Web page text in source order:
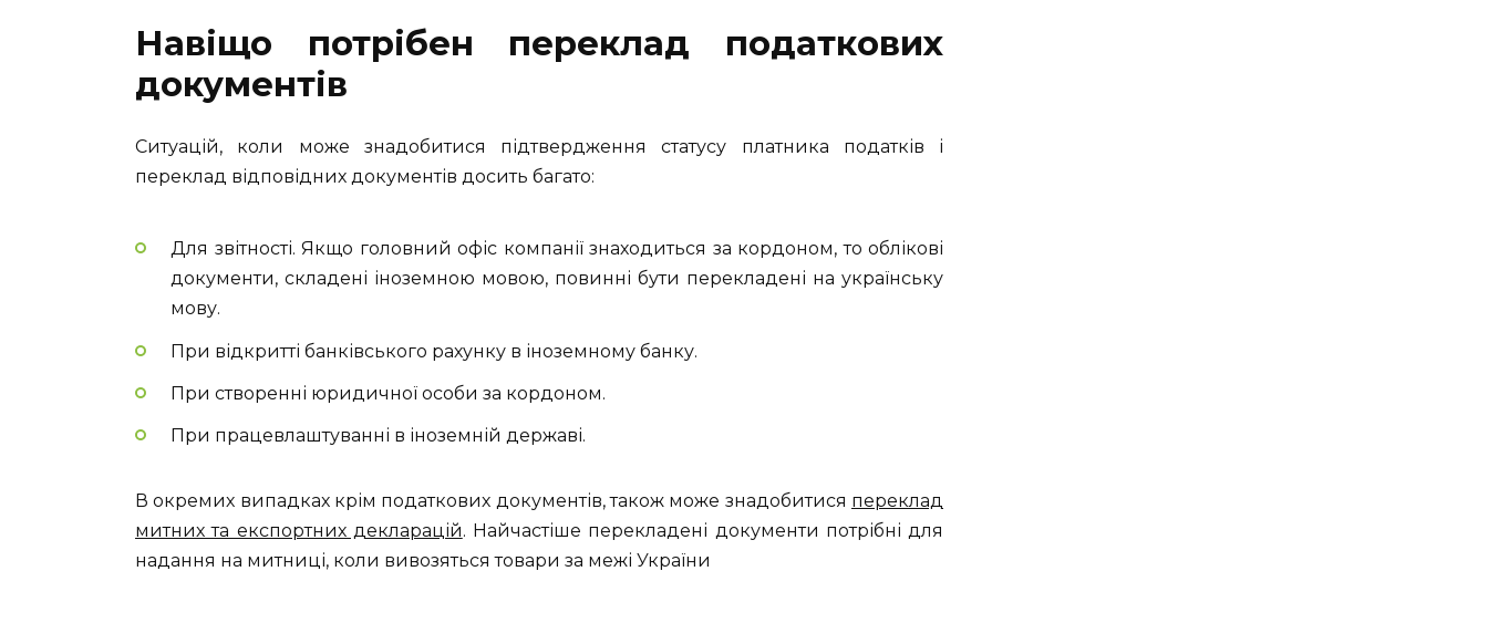
Навіщо потрібен переклад податкових
документів
Ситуацій, коли може знадобитися підтвердження статусу платника податків і
переклад відповідних документів досить багато:
Для звітності. Якщо головний офіс компанії знаходиться за кордоном, то облікові
документи, складені іноземною мовою, повинні бути перекладені на українську
мову.
При відкритті банківського рахунку в іноземному банку.
При створенні юридичної особи за кордоном.
При працевлаштуванні в іноземній державі.
В окремих випадках крім податкових документів, також може знадобитися переклад
митних та експортних декларацій. Найчастіше перекладені документи потрібні для
надання на митниці, коли вивозяться товари за межі України